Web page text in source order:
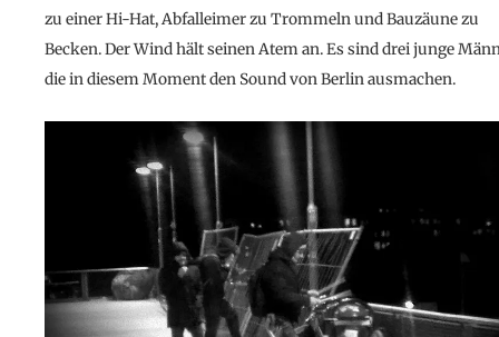
zu einer Hi-Hat, Abfalleimer zu Trommeln und Bauzäune zu
Becken. Der Wind hält seinen Atem an. Es sind drei junge
die in diesem Moment den Sound von Berlin ausmachen.